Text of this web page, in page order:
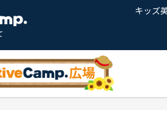
キッズ